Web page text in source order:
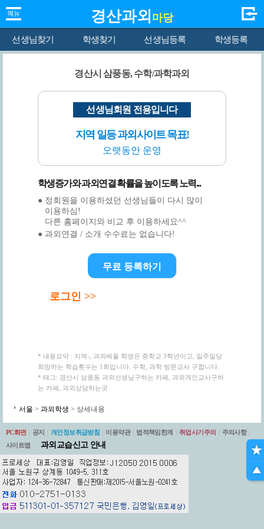
경산과외 마당
선생님찾기 학생찾기 선생님등록 학생등록
경산시 삼풍동, 수학/과학과외
선생님회원 전용입니다
지역 일등 과외사이트 목표!
오랫동안 운영
학생증가와 과외연결 확률을 높이도록 노력...
● 정회원을 이용하셨던 선생님들이 다시 많이
이용하심!
다른 홈페이지와 비교 후 이용하세요^^
● 과외연결 / 소개 수수료는 없습니다!
무료 등록하기
로그인 >>
* 내용요약 : 지역-, 과외배울 학생은 중학교 3학년이고, 일주일당
희망하는 학습횟수는 1회입니다. 수학, 과학 방문교사 구합니다.
* 태그: 경산시 삼풍동 과외선생님구하는 카페, 과외개인교사구하
는 카페, 과외상담하는곳
서울 > 과외학생 > 상세내용
PC화면 공지 개인정보취급방침 이용약관 법적책임한계 취업사기주의 주의사항
사이트맵
과외교습신고 안내